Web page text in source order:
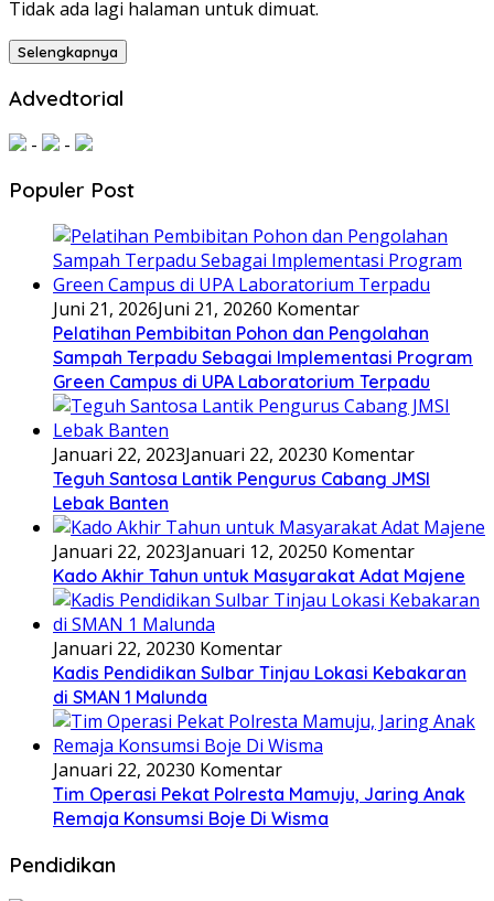
Tidak ada lagi halaman untuk dimuat.
Selengkapnya
Advedtorial
- -
Populer Post
Juni 21, 2026Juni 21, 20260 Komentar
Pelatihan Pembibitan Pohon dan Pengolahan
Sampah Terpadu Sebagai Implementasi Program
Green Campus di UPA Laboratorium Terpadu
Januari 22, 2023Januari 22, 20230 Komentar
Teguh Santosa Lantik Pengurus Cabang JMSI
Lebak Banten
Januari 22, 2023Januari 12, 20250 Komentar
Kado Akhir Tahun untuk Masyarakat Adat Majene
Januari 22, 20230 Komentar
Kadis Pendidikan Sulbar Tinjau Lokasi Kebakaran
di SMAN 1 Malunda
Januari 22, 20230 Komentar
Tim Operasi Pekat Polresta Mamuju, Jaring Anak
Remaja Konsumsi Boje Di Wisma
Pendidikan